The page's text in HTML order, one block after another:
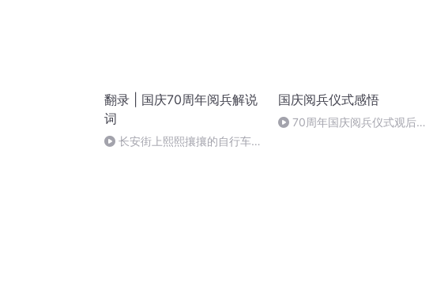
翻录 | 国庆70周年阅兵解说
词
长安街上熙熙攘攘的自行车流
国庆阅兵仪式感悟
70周年国庆阅兵仪式观后感